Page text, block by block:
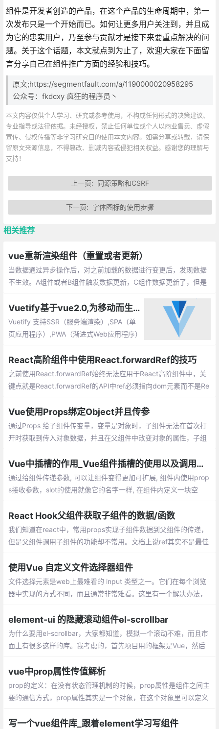
组件是开发者创造的产品，在这个产品的生命周期中，第一
次发布只是一个开始而已。如何让更多用户关注到，并且成
为它的忠实用户，乃至参与贡献才是接下来要重点解决的问
题。关于这个话题，本文就点到为止了，欢迎大家在下面留
言分享自己在组件推广方面的经验和技巧。
原文;https://segmentfault.com/a/1190000020958295
公众号：fkdcxy 疯狂的程序员丶
本文内容仅供个人学习、研究或参考使用，不构成任何形式的决策建议、
专业指导或法律依据。未经授权，禁止任何单位或个人以商业售卖、虚假
宣传、侵权传播等非学习研究目的使用本文内容。如需分享或转载，请保
留原文来源信息，不得篡改、删减内容或侵犯相关权益。感谢您的理解与
支持！
上一页: 同源策略和CSRF
下一页: 字体图标的使用步骤
相关推荐
vue重新渲染组件（重置或者更新）
当数据通过异步操作后，对之前加载的数据进行变更后，发现数据
不生效。A组件或者B组件触发数据更新，C组件数据更新了，但是
Vuetify基于vue2.0,为移动而生的组件框架
Vuetify 支持SSR（服务端渲染）,SPA（单
页应用程序）,PWA（渐进式Web应用程序）
框架，试图推动前端开发发展到一个新的水
平。
React高阶组件中使用React.forwardRef的技巧
之前使用React.forwardRef始终无法应用于React高阶组件中，关
键点就是React.forwardRef的API中ref必须指向dom元素而不是Re
Vue使用Props绑定Object并且传参
通过Props 给子组件传变量，变量是对象时，子组件无法在首次打
开时获取到传入对象数据，并且在父组件中改变对象的属性，子组
Vue中插槽的作用_Vue组件插槽的使用以及调用组件内的方法
通过给组件传递参数, 可以让组件变得更加可扩展, 组件内使用prop
s接收参数，slot的使用就像它的名字一样, 在组件内定义一块空
就是把组件内的数据带出来
React Hook父组件获取子组件的数据/函数
我们知道在react中，常用props实现子组件数据到父组件的传递，
但是父组件调用子组件的功能却不常用。文档上说ref其实不是最佳
是hook的讲的太少
使用Vue 自定义文件选择器组件
文件选择元素是web上最难看的 input 类型之一。它们在每个浏览
器中实现的方式不同，而且通常非常难看。这里有一个解决办法，
element-ui 的隐藏滚动组件el-scrollbar
为什么要用el-scrollbar，大家都知道，模拟一个滚动不难，而且市
面上有很多这样的库。我考虑的，首先项目用的框架是Vue，然后
vue中prop属性传值解析
prop的定义：在没有状态管理机制的时候，prop属性是组件之间主
要的通信方式，prop属性其实是一个对象，在这个对象里可以定义
可以定义属性的类型，也可以定义属性的初始值。
写一个vue组件库_跟着element学习写组件